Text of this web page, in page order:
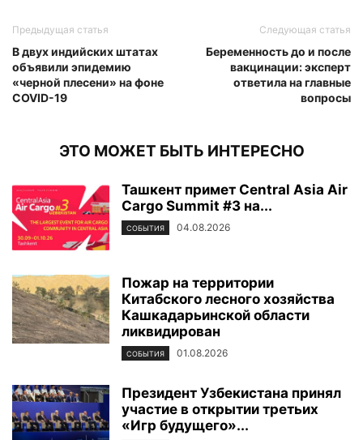
Предыдущая статья
В двух индийских штатах
объявили эпидемию
«черной плесени» на фоне
COVID-19
Следующая статья
Беременность до и после
вакцинации: эксперт
ответила на главные
вопросы
ЭТО МОЖЕТ БЫТЬ ИНТЕРЕСНО
Ташкент примет Central Asia Air
Cargo Summit #3 на...
СОБЫТИЯ 04.08.2026
Пожар на территории
Китабского лесного хозяйства
Кашкадарьинской области
ликвидирован
СОБЫТИЯ 01.08.2026
Президент Узбекистана принял
участие в открытии третьих
«Игр будущего»...